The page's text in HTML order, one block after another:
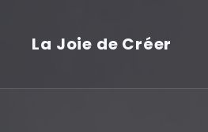
La Joie de Créer